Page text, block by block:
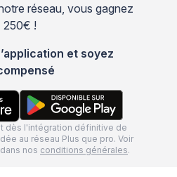
réseau, vous gagnez
250€ !
et soyez
dès l'intégration définitive de
au réseau Plus que pro. Voir
nos conditions générales.